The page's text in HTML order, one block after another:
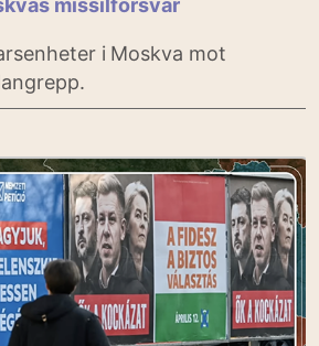
missilförsvar
i Moskva mot